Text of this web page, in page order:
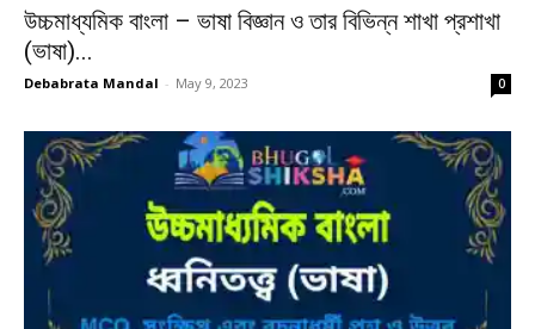
উচ্চমাধ্যমিক বাংলা – ভাষা বিজ্ঞান ও তার বিভিন্ন শাখা প্রশাখা
(ভাষা)...
Debabrata Mandal - May 9, 2023 0